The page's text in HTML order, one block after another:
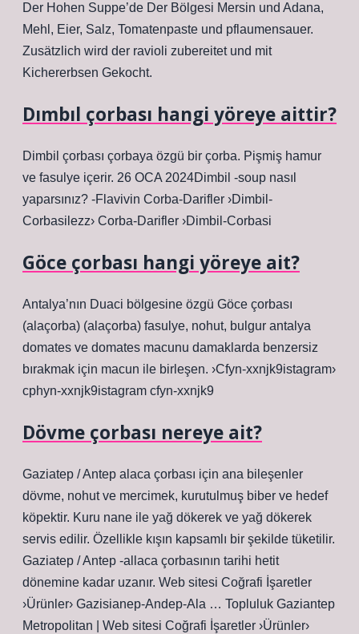
Der Hohen Suppe’de Der Bölgesi Mersin und Adana,
Mehl, Eier, Salz, Tomatenpaste und pflaumensauer.
Zusätzlich wird der ravioli zubereitet und mit
Kichererbsen Gekocht.
Dımbıl çorbası hangi yöreye aittir?
Dimbil çorbası çorbaya özgü bir çorba. Pişmiş hamur
ve fasulye içerir. 26 OCA 2024Dimbil -soup nasıl
yaparsınız? -Flavivin Corba-Darifler ›Dimbil-
Corbasilezz› Corba-Darifler ›Dimbil-Corbasi
Göce çorbası hangi yöreye ait?
Antalya’nın Duaci bölgesine özgü Göce çorbası
(alaçorba) (alaçorba) fasulye, nohut, bulgur antalya
domates ve domates macunu damaklarda benzersiz
bırakmak için macun ile birleşen. ›Cfyn-xxnjk9istagram›
cphyn-xxnjk9istagram cfyn-xxnjk9
Dövme çorbası nereye ait?
Gaziatep / Antep alaca çorbası için ana bileşenler
dövme, nohut ve mercimek, kurutulmuş biber ve hedef
köpektir. Kuru nane ile yağ dökerek ve yağ dökerek
servis edilir. Özellikle kışın kapsamlı bir şekilde tüketilir.
Gaziatep / Antep -allaca çorbasının tarihi hetit
dönemine kadar uzanır. Web sitesi Coğrafi İşaretler
›Ürünler› Gazisianep-Andep-Ala … Topluluk Gaziantep
Metropolitan | Web sitesi Coğrafi İşaretler ›Ürünler›